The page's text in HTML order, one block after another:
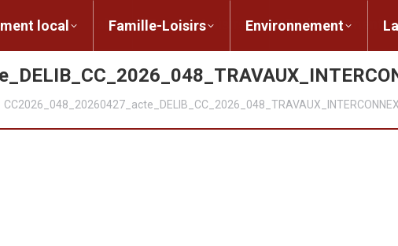
local Famille-Loisirs Environnement
local Famille-Loisirs Environnement